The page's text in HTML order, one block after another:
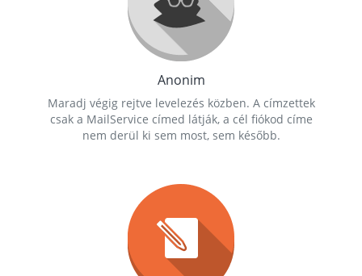
Anonim
Maradj végig rejtve levelezés közben. A címzettek
csak a MailService címed látják, a cél fiókod címe
nem derül ki sem most, sem később.